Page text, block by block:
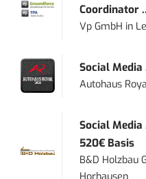
Coordinator
Vp GmbH in
Social
Autohaus
Social
520€ Basis
B&D Holzbau